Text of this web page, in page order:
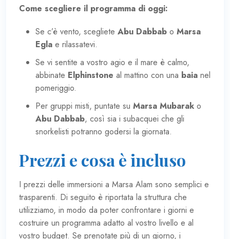
Come scegliere il programma di oggi:
Se c’è vento, scegliete Abu Dabbab o Marsa
Egla e rilassatevi.
Se vi sentite a vostro agio e il mare è calmo,
abbinate Elphinstone al mattino con una baia nel
pomeriggio.
Per gruppi misti, puntate su Marsa Mubarak o
Abu Dabbab, così sia i subacquei che gli
snorkelisti potranno godersi la giornata.
Prezzi e cosa è incluso
I prezzi delle immersioni a Marsa Alam sono semplici e
trasparenti. Di seguito è riportata la struttura che
utilizziamo, in modo da poter confrontare i giorni e
costruire un programma adatto al vostro livello e al
vostro budget. Se prenotate più di un giorno, i